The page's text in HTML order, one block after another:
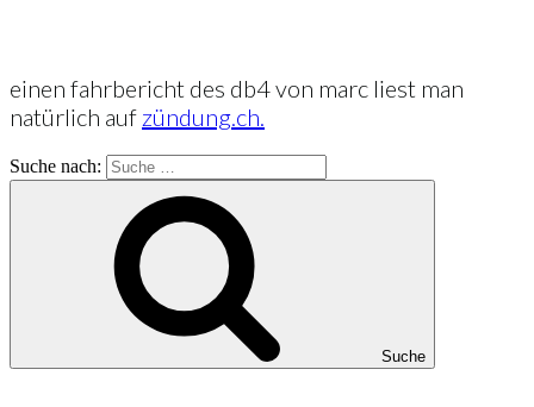
einen fahrbericht des db4 von marc liest man
natürlich auf zündung.ch.
Suche nach:
Suche